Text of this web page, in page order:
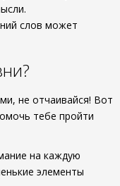
слов может
не отчаивайся! Вот
тебе пройти
на каждую
элементы